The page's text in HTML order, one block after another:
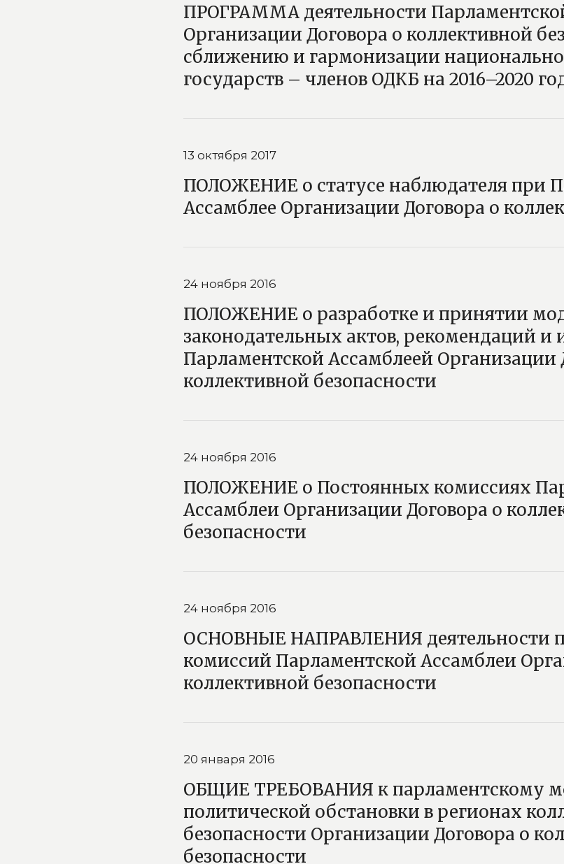
ПРОГРАММА деятельности
Организации Договора о коллективной
сближению и гармонизации
государств – членов ОДКБ на 2016–2020
13 октября 2017
ПОЛОЖЕНИЕ о статусе наблюдателя при
Ассамблее Организации Договора о
24 ноября 2016
ПОЛОЖЕНИЕ о разработке и принятии
законодательных актов, рекомендаций и
Парламентской Ассамблеей Организации
коллективной безопасности
24 ноября 2016
ПОЛОЖЕНИЕ о Постоянных комиссиях
Ассамблеи Организации Договора о
безопасности
24 ноября 2016
ОСНОВНЫЕ НАПРАВЛЕНИЯ деятельности
комиссий Парламентской Ассамблеи
коллективной безопасности
20 января 2016
ОБЩИЕ ТРЕБОВАНИЯ к парламентскому
политической обстановки в регионах
безопасности Организации Договора о
безопасности